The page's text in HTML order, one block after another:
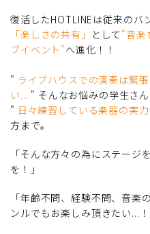
復活したHOTLINEは従来のバ
「楽しさの共有」
として "音楽
ブイベント"へ進化！！
" ライブハウスでの演奏は緊
い... " そんなお悩みの学生さん
" 日々練習している楽器の実
方まで。
「そんな方々の為にステージ
を！」
「年齢不問、経験不問、音楽
ンルでもお楽しみ頂きたい...！